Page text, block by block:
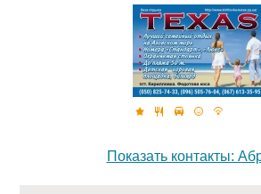
Показать контакты: